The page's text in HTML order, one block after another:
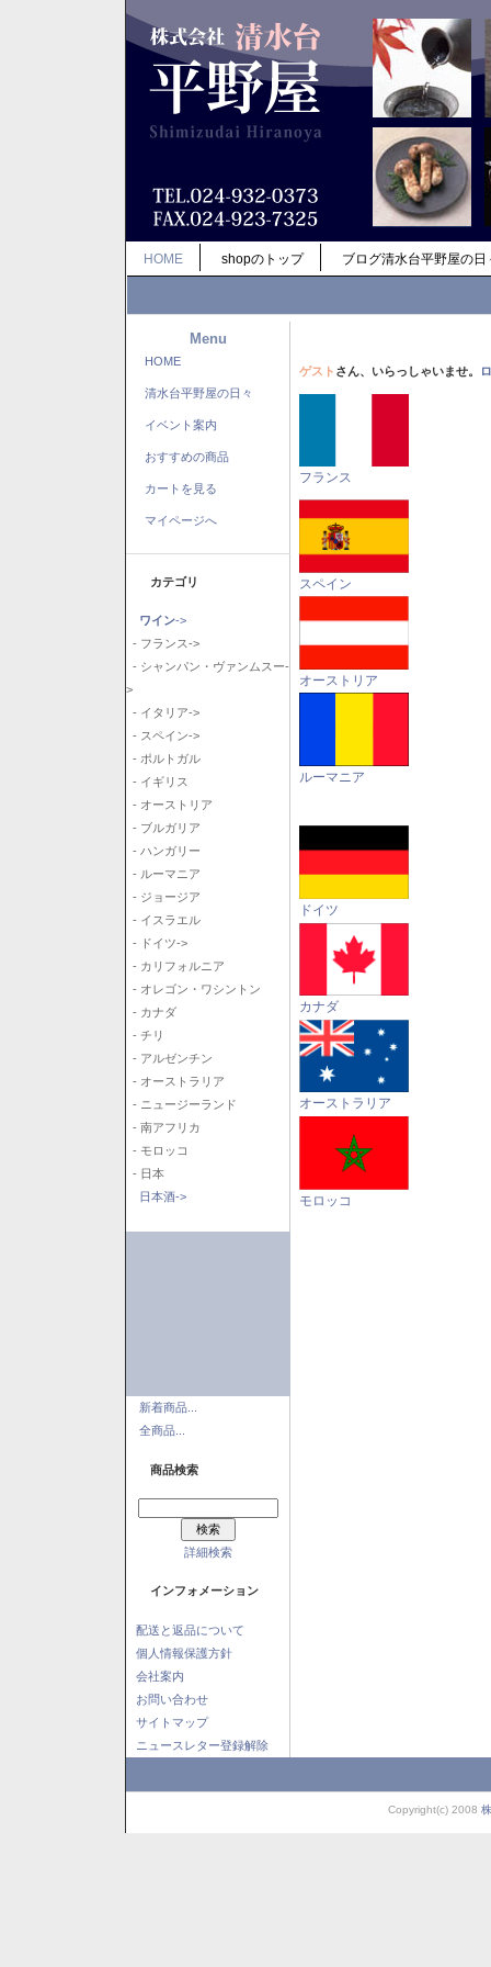
HOME shopのトップ ブログ清水台平野屋の日
Menu
HOME
清水台平野屋の日々
イベント案内
おすすめの商品
カートを見る
マイページへ
カテゴリ
ワイン->
- フランス->
- シャンパン・ヴァンムスー-
>
- イタリア->
- スペイン->
- ポルトガル
- イギリス
- オーストリア
- ブルガリア
- ハンガリー
- ルーマニア
- ジョージア
- イスラエル
- ドイツ->
- カリフォルニア
- オレゴン・ワシントン
- カナダ
- チリ
- アルゼンチン
- オーストラリア
- ニュージーランド
- 南アフリカ
- モロッコ
- 日本
日本酒->
新着商品...
全商品...
商品検索
詳細検索
インフォメーション
配送と返品について
個人情報保護方針
会社案内
お問い合わせ
サイトマップ
ニュースレター登録解除
ゲスト さん、いらっしゃいませ。
フランス
スペイン
オーストリア
ルーマニア
ドイツ
カナダ
オーストラリア
モロッコ
Copyright(c) 2008